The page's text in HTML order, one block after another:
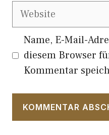
Website
Name, E-Mail-
diesem Browser
Kommentar